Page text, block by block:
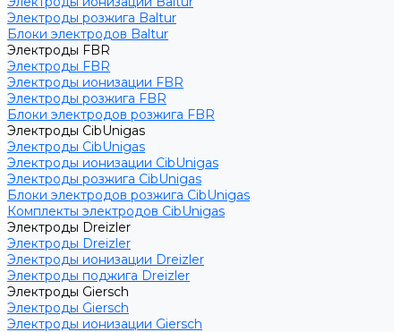
Электроды розжига Baltur
Блоки электродов Baltur
Электроды FBR
Электроды FBR
Электроды ионизации FBR
Электроды розжига FBR
Блоки электродов розжига FBR
Электроды CibUnigas
Электроды CibUnigas
Электроды ионизации CibUnigas
Электроды розжига CibUnigas
Блоки электродов розжига CibUnigas
Комплекты электродов CibUnigas
Электроды Dreizler
Электроды Dreizler
Электроды ионизации Dreizler
Электроды поджига Dreizler
Электроды Giersch
Электроды Giersch
Электроды ионизации Giersch